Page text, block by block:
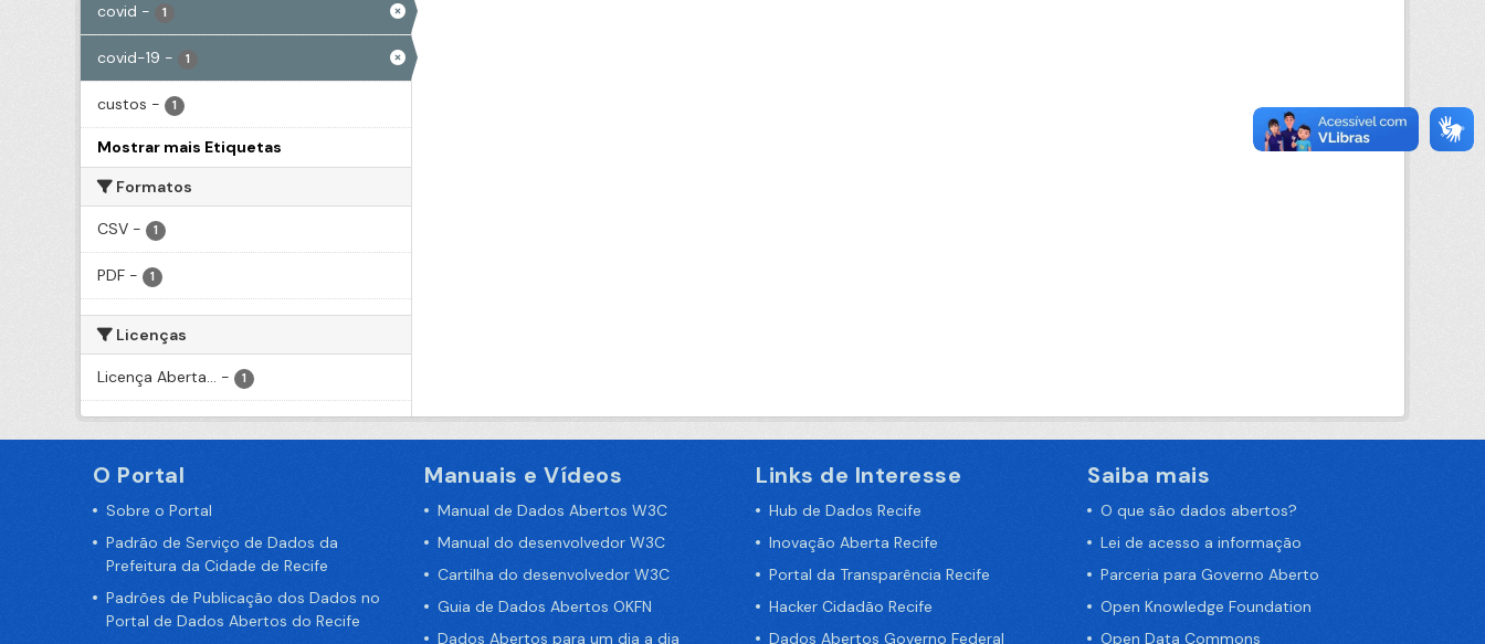
covid - 1
covid-19 - 1
custos - 1
Mostrar mais Etiquetas
Formatos
CSV - 1
PDF - 1
Licenças
Licença Aberta... - 1
O Portal
Sobre o Portal
Padrão de Serviço de Dados da
Prefeitura da Cidade de Recife
Padrões de Publicação dos Dados no
Portal de Dados Abertos do Recife
Manuais e Vídeos
Manual de Dados Abertos W3C
Manual do desenvolvedor W3C
Cartilha do desenvolvedor W3C
Guia de Dados Abertos OKFN
Dados Abertos para um dia a dia
Links de Interesse
Hub de Dados Recife
Inovação Aberta Recife
Portal da Transparência Recife
Hacker Cidadão Recife
Dados Abertos Governo Federal
Saiba mais
O que são dados abertos?
Lei de acesso a informação
Parceria para Governo Aberto
Open Knowledge Foundation
Open Data Commons